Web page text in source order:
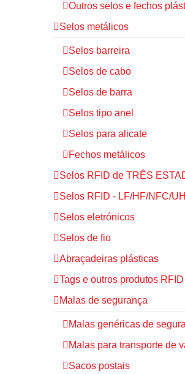
Outros selos e fechos
Selos metálicos
Selos barreira
Selos de cabo
Selos de barra
Selos tipo anel
Selos para alicate
Fechos metálicos
Selos RFID de TRÊS
Selos RFID - LF/HF/NFC/
Selos eletrónicos
Selos de fio
Abraçadeiras plásticas
Tags e outros produtos RFID
Malas de segurança
Malas genéricas de
Malas para transporte de
Sacos postais